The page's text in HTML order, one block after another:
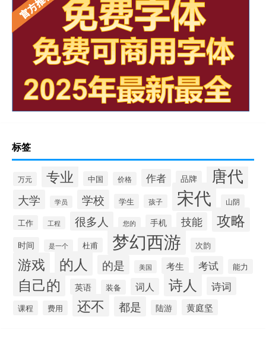
标签
万元 专业 中国 价格 作者 品牌 唐代
大学 学员 学校 学生 孩子 宋代 山阴
工作 工程 很多人 您的 手机 技能 攻略
时间 是一个 杜甫 梦幻西游 次韵
游戏 的人 的是 美国 考生 考试 能力
自己的 英语 装备 词人 诗人 诗词
课程 费用 还不 都是 陆游 黄庭坚